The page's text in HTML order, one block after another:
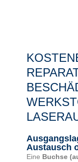
Austausch
Eine Buchse